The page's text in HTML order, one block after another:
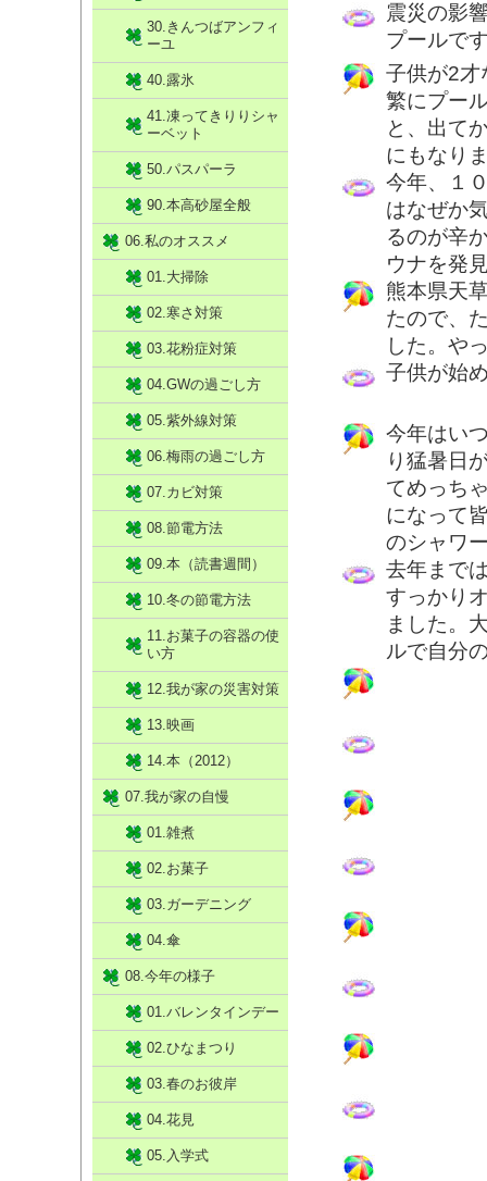
震災の影
プールで
子供が2才
繁にプー
と、出て
にもなり
今年、１
はなぜか
るのが辛
ウナを発
熊本県天
たので、
した。や
子供が始
今年はい
り猛暑日
てめっち
になって
のシャワ
去年まで
すっかり
ました。
ルで自分
30.きんつばアンフィ
ーユ
40.露氷
41.凍ってきりりシャ
ーベット
50.パスパーラ
90.本高砂屋全般
06.私のオススメ
01.大掃除
02.寒さ対策
03.花粉症対策
04.GWの過ごし方
05.紫外線対策
06.梅雨の過ごし方
07.カビ対策
08.節電方法
09.本（読書週間）
10.冬の節電方法
11.お菓子の容器の使
い方
12.我が家の災害対策
13.映画
14.本（2012）
07.我が家の自慢
01.雑煮
02.お菓子
03.ガーデニング
04.傘
08.今年の様子
01.バレンタインデー
02.ひなまつり
03.春のお彼岸
04.花見
05.入学式